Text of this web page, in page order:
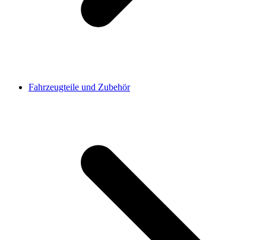
Fahrzeugteile und Zubehör